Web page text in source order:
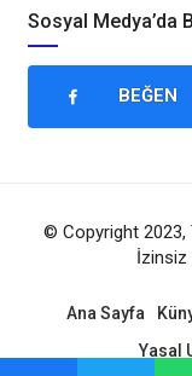
Sosyal Medya’da
BEĞEN
© Copyright 2023,
İzinsiz
Ana Sayfa
Yasal